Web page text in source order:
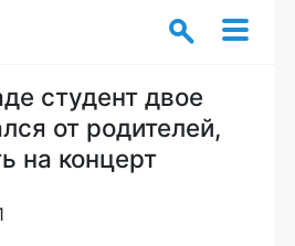
студент двое
от родителей,
на концерт